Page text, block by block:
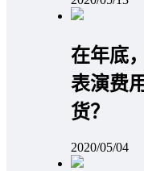
在年底
表演费
货？
2020/05/04